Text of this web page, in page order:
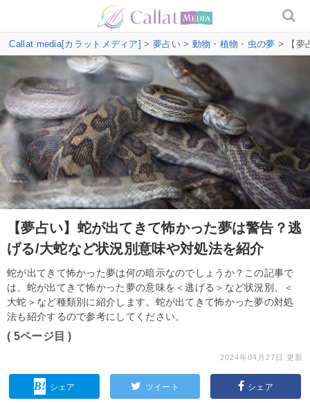
Callat media[カラットメディア] > 夢占い> 動物・植物・虫の夢 > 【夢
【夢占い】蛇が出てきて怖かった夢は警告？逃
げる/大蛇など状況別意味や対処法を紹介
蛇が出てきて怖かった夢は何の暗示なのでしょうか？この記事で
は、蛇が出てきて怖かった夢の意味を＜逃げる＞など状況別、＜
大蛇＞など種類別に紹介します。蛇が出てきて怖かった夢の対処
法も紹介するので参考にしてください。
( 5ページ目 )
2024年04月27日 更新
シェア ツイート シェア